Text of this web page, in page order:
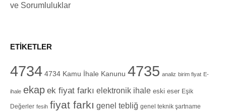
ve Sorumluluklar
ETIKETLER
4734 4734 Kamu İhale Kanunu 4735 analiz birim fiyat E-
ihale ekap ek fiyat farkı elektronik ihale eski eser Eşik
Değerler fesih fiyat farkı genel tebliğ genel teknik şartname